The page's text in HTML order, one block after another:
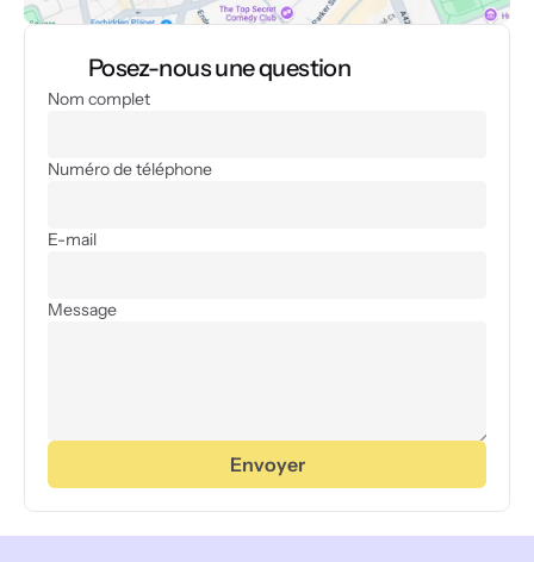
Posez-nous une question
Nom complet
Numéro de téléphone
E-mail
Message
Envoyer